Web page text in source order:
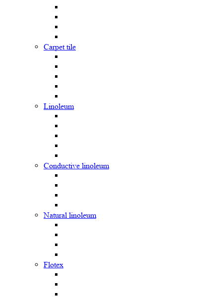
Carpet tile
Linoleum
Сonductive linoleum
Natural linoleum
Flotex